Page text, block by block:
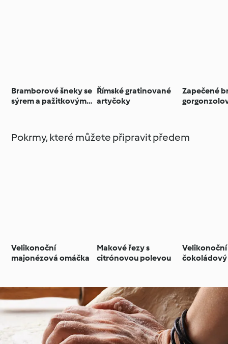
Bramborové šneky se
sýrem a pažitkovým
Římské gratinované
artyčoky
Zapečené
Pokrmy, které můžete připravit předem
Velikonoční
majonézová omáčka
Makové řezy s
citrónovou polevou
Velikonoční
čokoládový